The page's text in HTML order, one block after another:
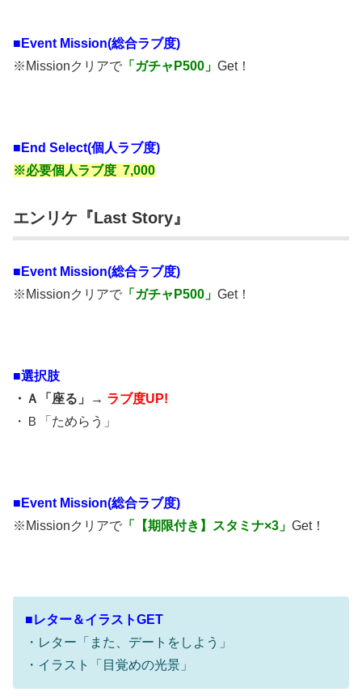
■ Event Mission(総合ラブ度)
※Missionクリアで 「ガチャP500」 Get！
■End Select(個人ラブ度)
※必要個人ラブ度 7,000
エンリケ『Last Story』
■ Event Mission(総合ラブ度)
※Missionクリアで 「ガチャP500」 Get！
■選択肢
・Ａ「座る」→ ラブ度UP!
・Ｂ「ためらう」
■ Event Mission(総合ラブ度)
※Missionクリアで 「【期限付き】スタミナ×3」 Get！
■レター＆イラストGET
・レター「また、デートをしよう」
・イラスト「目覚めの光景」